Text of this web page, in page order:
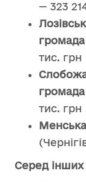
— 323
громада
тис. грн
громада
тис. грн
Серед інших